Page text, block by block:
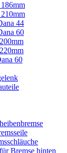
44
60
60
Bremse hinten